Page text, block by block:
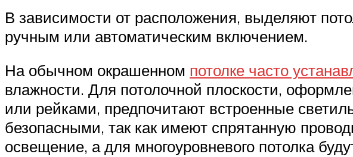
В зависимости от расположения, выделяют
ручным или автоматическим включением.
На обычном окрашенном потолке часто
влажности. Для потолочной плоскости,
или рейками, предпочитают встроенные
безопасными, так как имеют спрятанную
освещение, а для многоуровневого потолка